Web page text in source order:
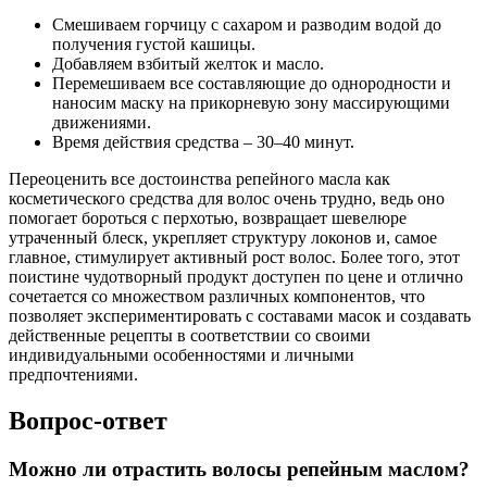
Смешиваем горчицу с сахаром и разводим водой до
получения густой кашицы.
Добавляем взбитый желток и масло.
Перемешиваем все составляющие до однородности и
наносим маску на прикорневую зону массирующими
движениями.
Время действия средства – 30–40 минут.
Переоценить все достоинства репейного масла как
косметического средства для волос очень трудно, ведь оно
помогает бороться с перхотью, возвращает шевелюре
утраченный блеск, укрепляет структуру локонов и, самое
главное, стимулирует активный рост волос. Более того, этот
поистине чудотворный продукт доступен по цене и отлично
сочетается со множеством различных компонентов, что
позволяет экспериментировать с составами масок и создавать
действенные рецепты в соответствии со своими
индивидуальными особенностями и личными
предпочтениями.
Вопрос-ответ
Можно ли отрастить волосы репейным маслом?